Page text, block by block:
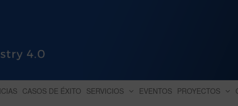
INDUSTRY 4.0
CASOS DE ÉXITO SERVICIOS EVENTOS PROYECTOS